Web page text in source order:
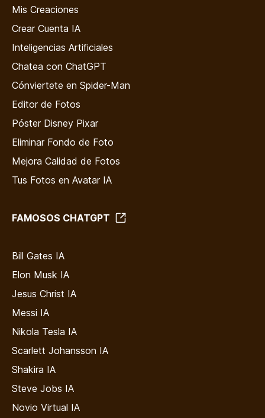
Mis Creaciones
Crear Cuenta IA
Inteligencias Artificiales
Chatea con ChatGPT
Cónviertete en Spider-Man
Editor de Fotos
Póster Disney Pixar
Eliminar Fondo de Foto
Mejora Calidad de Fotos
Tus Fotos en Avatar IA
FAMOSOS CHATGPT
Bill Gates IA
Elon Musk IA
Jesus Christ IA
Messi IA
Nikola Tesla IA
Scarlett Johansson IA
Shakira IA
Steve Jobs IA
Novio Virtual IA